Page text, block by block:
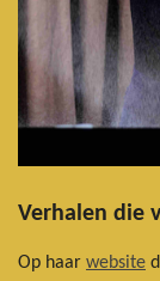
Verhalen die
Op haar website